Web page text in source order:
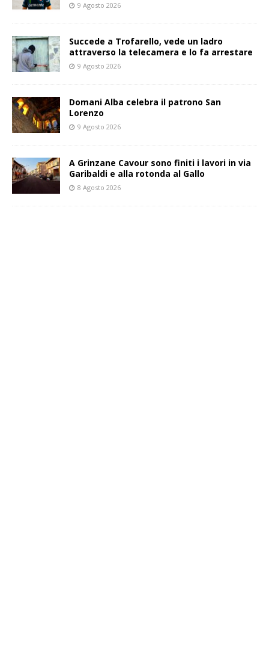
9 Agosto 2026
Succede a Trofarello, vede un ladro
attraverso la telecamera e lo fa arrestare
9 Agosto 2026
Domani Alba celebra il patrono San
Lorenzo
9 Agosto 2026
A Grinzane Cavour sono finiti i lavori in via
Garibaldi e alla rotonda al Gallo
8 Agosto 2026